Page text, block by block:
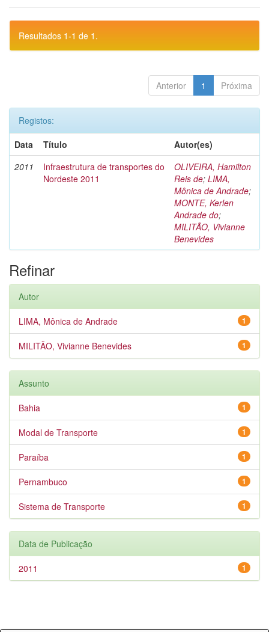
Resultados 1-1 de 1.
Anterior 1 Próxima
Registos:
Data
Título
Autor(es)
2011
Infraestrutura de transportes do
Nordeste 2011
OLIVEIRA, Hamilton
Reis de; LIMA,
Mônica de Andrade;
MONTE, Kerlen
Andrade do;
MILITÃO, Vivianne
Benevides
Refinar
Autor
1
LIMA, Mônica de Andrade
1
MILITÃO, Vivianne Benevides
Assunto
1
Bahia
1
Modal de Transporte
1
Paraíba
1
Pernambuco
1
Sistema de Transporte
Data de Publicação
1
2011